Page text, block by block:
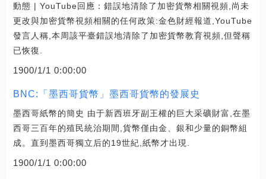
動態 | YouTube回應：錯誤地清除了加密貨幣相關視頻,尚未
更改與加密貨幣視頻相關的任何政策:金色財經報道,YouTube
發言人稱,本周該平臺錯誤地清除了加密貨幣教育視頻,但聲稱
已恢復.
1900/1/1 0:00:00
BNC:「墨西哥貨幣」墨西哥貨幣的發展史
墨西哥紙幣的簡史 由于新西班牙副王權的巨大采礦財富,在墨
西哥三百年的殖民統治期間,貨幣僅由金、銀和少量的銅幣組
成。直到墨西哥獨立后的19世紀,紙幣才出現.
1900/1/1 0:00:00